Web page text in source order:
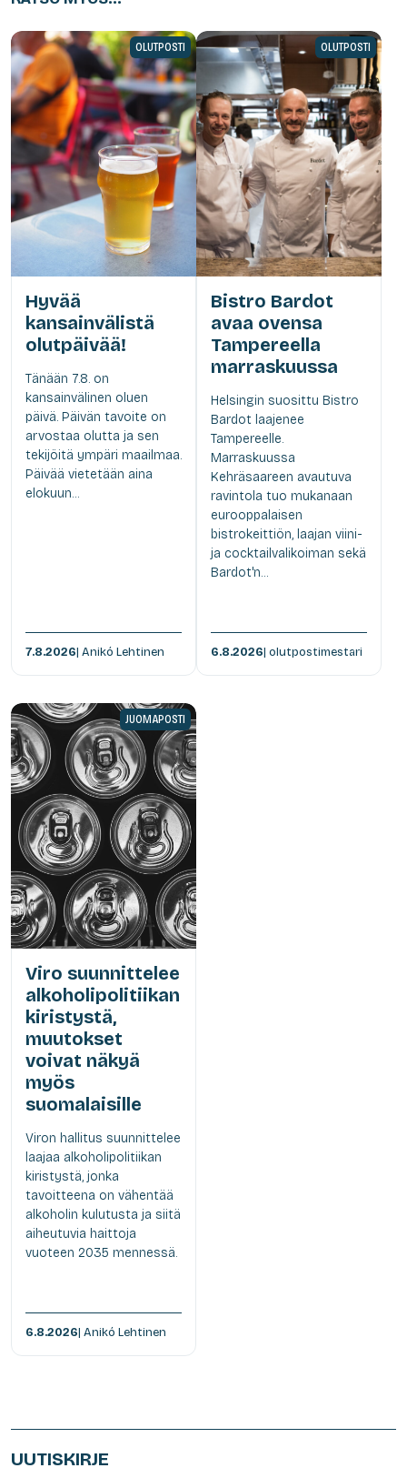
OLUTPOSTI
Hyvää
kansainvälistä
olutpäivää!
Tänään 7.8. on
kansainvälinen oluen
päivä. Päivän tavoite on
arvostaa olutta ja sen
tekijöitä ympäri maailmaa.
Päivää vietetään aina
elokuun...
7.8.2026| Anikó Lehtinen
OLUTPOSTI
Bistro Bardot
avaa ovensa
Tampereella
marraskuussa
Helsingin suosittu Bistro
Bardot laajenee
Tampereelle.
Marraskuussa
Kehräsaareen avautuva
ravintola tuo mukanaan
eurooppalaisen
bistrokeittiön, laajan viini-
ja cocktailvalikoiman sekä
Bardot'n...
6.8.2026| olutpostimestari
JUOMAPOSTI
Viro suunnittelee
alkoholipolitiikan
kiristystä,
muutokset
voivat näkyä
myös
suomalaisille
Viron hallitus suunnittelee
laajaa alkoholipolitiikan
kiristystä, jonka
tavoitteena on vähentää
alkoholin kulutusta ja siitä
aiheutuvia haittoja
vuoteen 2035 mennessä.
6.8.2026| Anikó Lehtinen
UUTISKIRJE